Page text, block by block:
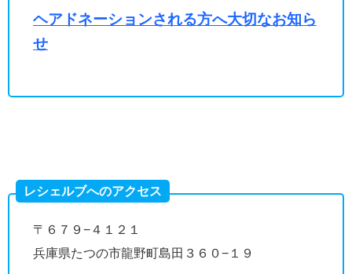
ヘアドネーションされる方へ大切なお知ら
せ
レシェルブへのアクセス
〒６７９−４１２１
兵庫県たつの市龍野町島田３６０−１９